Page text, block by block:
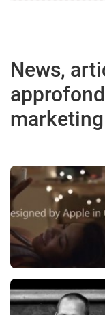
News,
marketing